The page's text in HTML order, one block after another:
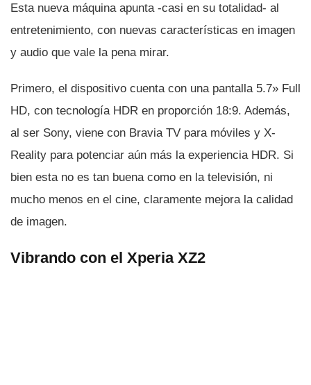
Esta nueva máquina apunta -casi en su totalidad- al
entretenimiento, con nuevas caracterí­sticas en imagen
y audio que vale la pena mirar.
Primero, el dispositivo cuenta con una pantalla 5.7» Full
HD, con tecnologí­a HDR en proporción 18:9. Además,
al ser Sony, viene con Bravia TV para móviles y X-
Reality para potenciar aún más la experiencia HDR. Si
bien esta no es tan buena como en la televisión, ni
mucho menos en el cine, claramente mejora la calidad
de imagen.
Vibrando con el Xperia XZ2